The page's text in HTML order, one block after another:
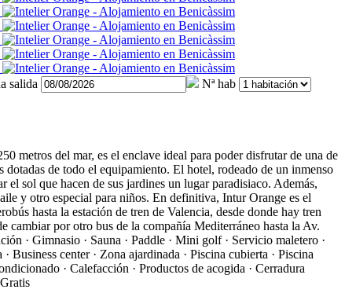
salida
Nª hab
metros del mar, es el enclave ideal para poder disfrutar de una de
de todo el equipamiento. El hotel, rodeado de un inmenso
sol que hacen de sus jardines un lugar paradisiaco. Además,
y otro especial para niños. En definitiva, Intur Orange es el
hasta la estación de tren de Valencia, desde donde hay tren
cambiar por otro bus de la compañía Mediterráneo hasta la Av.
· Gimnasio · Sauna · Paddle · Mini golf · Servicio maletero ·
Business center · Zona ajardinada · Piscina cubierta · Piscina
· Calefacción · Productos de acogida · Cerradura